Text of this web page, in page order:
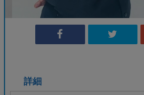
詳細